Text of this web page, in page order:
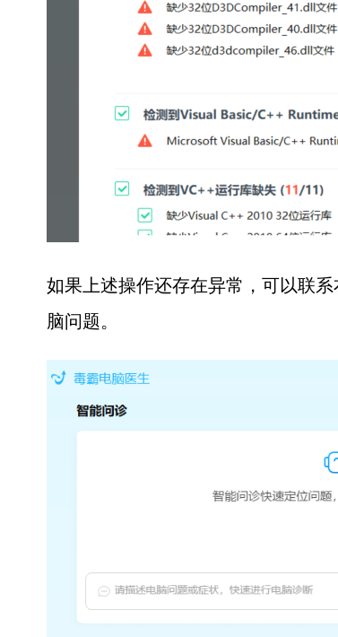
如果上述操作还存在异常，可以联系
脑问题。